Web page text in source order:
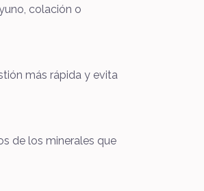
colación o
más rápida y evita
de los minerales que